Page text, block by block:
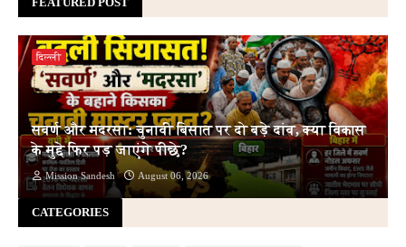
दिल्ली
सवर्ण और मदरसा: चुनावी बिसात पर दो बड़े दांव, क्या विकास
के मुद्दे फिर पड़ जाएंगे पीछे?
Mission Sandesh August 06, 2026
CATEGORIES